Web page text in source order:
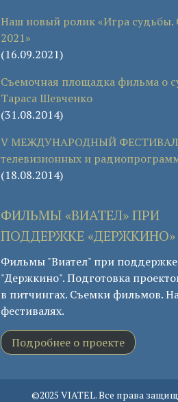
Наш новый ролик «Игра судьбы.
2021»
(16.09.2021)
Съемочная площадка фильма о
Тараса Шевченко
(31.08.2014)
V МЕЖДУНАРОДНЫЙ
телевизионных и
(18.08.2014)
ФИЛЬМЫ «ВИАТЕЛ» ПРИ
ПОДДЕРЖКЕ «ДЕРЖКИНО»
Фильмы "Виател" при поддержке
"Держкино". Подготовка
в питчингах. Съемки фильмов.
фестивалях.
Подробнее о проекте
©2025 VIATEL. Все права